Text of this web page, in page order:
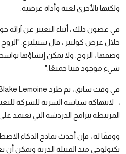
ولكنها بالأحرى لعبة وأداة عرضية.
في غضون ذلك ، أثناء التعبير عن آرائه
خلال عرض كولبير ، قال سبيلبرغ:
وصفها ، الروح. ولا يمكن إنشاؤها
شيء موجود فينا جميعًا."
في وقت سابق ، تم طرد
، لانتهاكه سياسة السرية للشركة
المرتبطة ببرامج الدردشة التي تعتمد
ووفقًا له ، فإن أحدث نماذج الذكاء
تكنولوجي منذ القنبلة الذرية ويمكن أن